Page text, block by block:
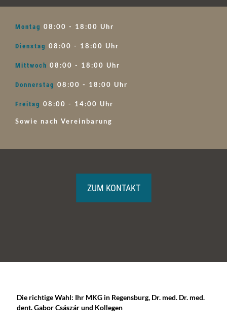
Montag 08:00 - 18:00 Uhr
Dienstag 08:00 - 18:00 Uhr
Mittwoch 08:00 - 18:00 Uhr
Donnerstag 08:00 - 18:00 Uhr
Freitag 08:00 - 14:00 Uhr
Sowie nach Vereinbarung
ZUM KONTAKT
Die richtige Wahl: Ihr MKG in Regensburg, Dr. med. Dr. med.
dent. Gabor Császárund Kollegen